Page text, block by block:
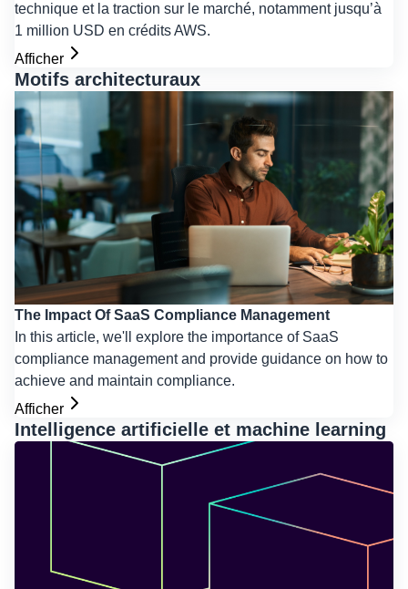
technique et la traction sur le marché, notamment jusqu’à
1 million USD en crédits AWS.
Afficher
Motifs architecturaux
The Impact Of SaaS Compliance Management
In this article, we'll explore the importance of SaaS
compliance management and provide guidance on how to
achieve and maintain compliance.
Afficher
Intelligence artificielle et machine learning